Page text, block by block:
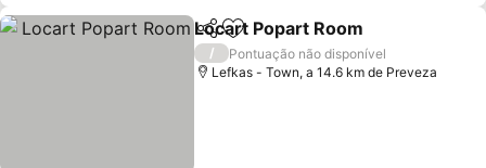
PartilharAdicionar aos favoritos
Locart Popart Room
/
Pontuação não disponível
Lefkas - Town, a 14.6 km de Preveza